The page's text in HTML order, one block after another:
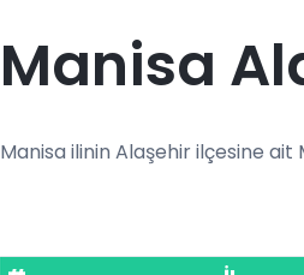
Manisa
Manisa ilinin Alaşehir ilçesine ait